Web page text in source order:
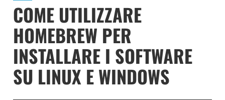
COME UTILIZZARE
HOMEBREW PER
INSTALLARE I SOFTWARE
SU LINUX E WINDOWS